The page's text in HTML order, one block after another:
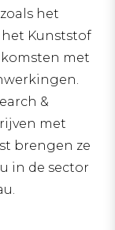
het
Kunststof
met
&
met
brengen ze
in de sector